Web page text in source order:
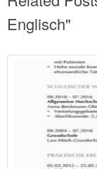
Englisch"